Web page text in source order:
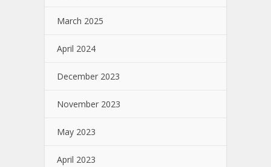
March 2025
April 2024
December 2023
November 2023
May 2023
April 2023